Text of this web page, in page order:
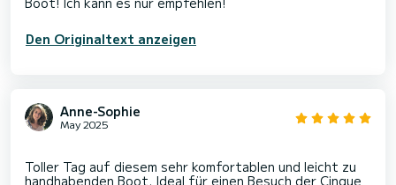
Den Originaltext anzeigen
Anne-Sophie
May 2025
Toller Tag auf diesem sehr komfortablen und leicht zu
handhabenden Boot. Ideal für einen Besuch der Cinque